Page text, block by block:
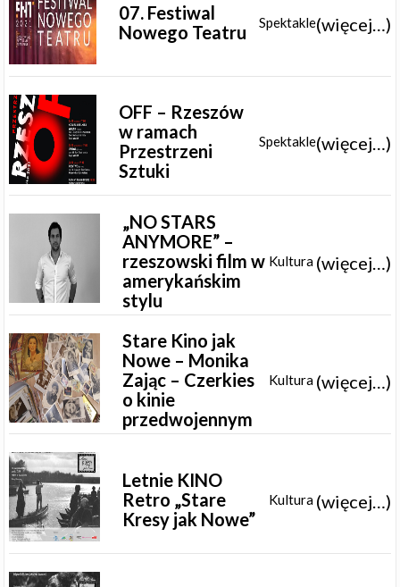
07. Festiwal
Nowego Teatru
Spektakle(więcej…)
OFF – Rzeszów
w ramach
Przestrzeni
Sztuki
Spektakle(więcej…)
„NO STARS
ANYMORE” –
rzeszowski film w
amerykańskim
stylu
Kultura (więcej…)
Stare Kino jak
Nowe – Monika
Zając – Czerkies
o kinie
przedwojennym
Kultura (więcej…)
Letnie KINO
Retro „Stare
Kresy jak Nowe”
Kultura (więcej…)